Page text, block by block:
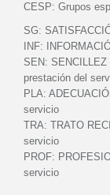
CESP: Grupos
SG:
INF:
SEN:
prestación del
PLA:
servicio
TRA: TRATO
servicio
PROF:
servicio